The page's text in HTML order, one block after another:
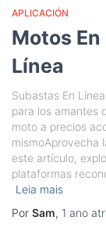
APLICACIÓN
Motos
Línea
Subastas En
para los amantes
moto a precios
mismoAprovecha
este artículo,
plataformas
Leia mais
Por Sam, 1 ano